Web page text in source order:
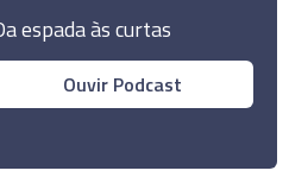
de Notícias, Lda.
reservados.
espada às curtas
Ouvir Podcast